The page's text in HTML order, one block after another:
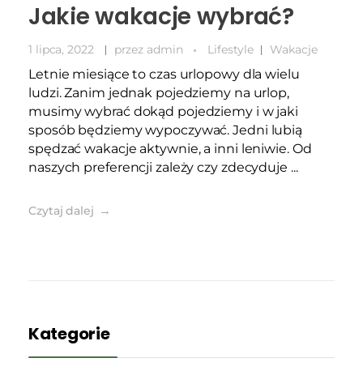
Jakie wakacje wybrać?
1 lipca, 2022 przez admin Lifestyle Wakacje
Letnie miesiące to czas urlopowy dla wielu
ludzi. Zanim jednak pojedziemy na urlop,
musimy wybrać dokąd pojedziemy i w jaki
sposób będziemy wypoczywać. Jedni lubią
spędzać wakacje aktywnie, a inni leniwie. Od
naszych preferencji zależy czy zdecyduje ...
Czytaj dalej
Kategorie